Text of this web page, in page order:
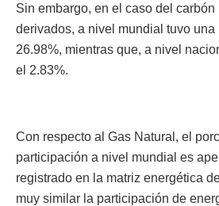
Sin embargo, en el caso del carbón
derivados, a nivel mundial tuvo
26.98%, mientras que, a nivel
el 2.83%.
Con respecto al Gas Natural, el
participación a nivel mundial es
registrado en la matriz energética
muy similar la participación de